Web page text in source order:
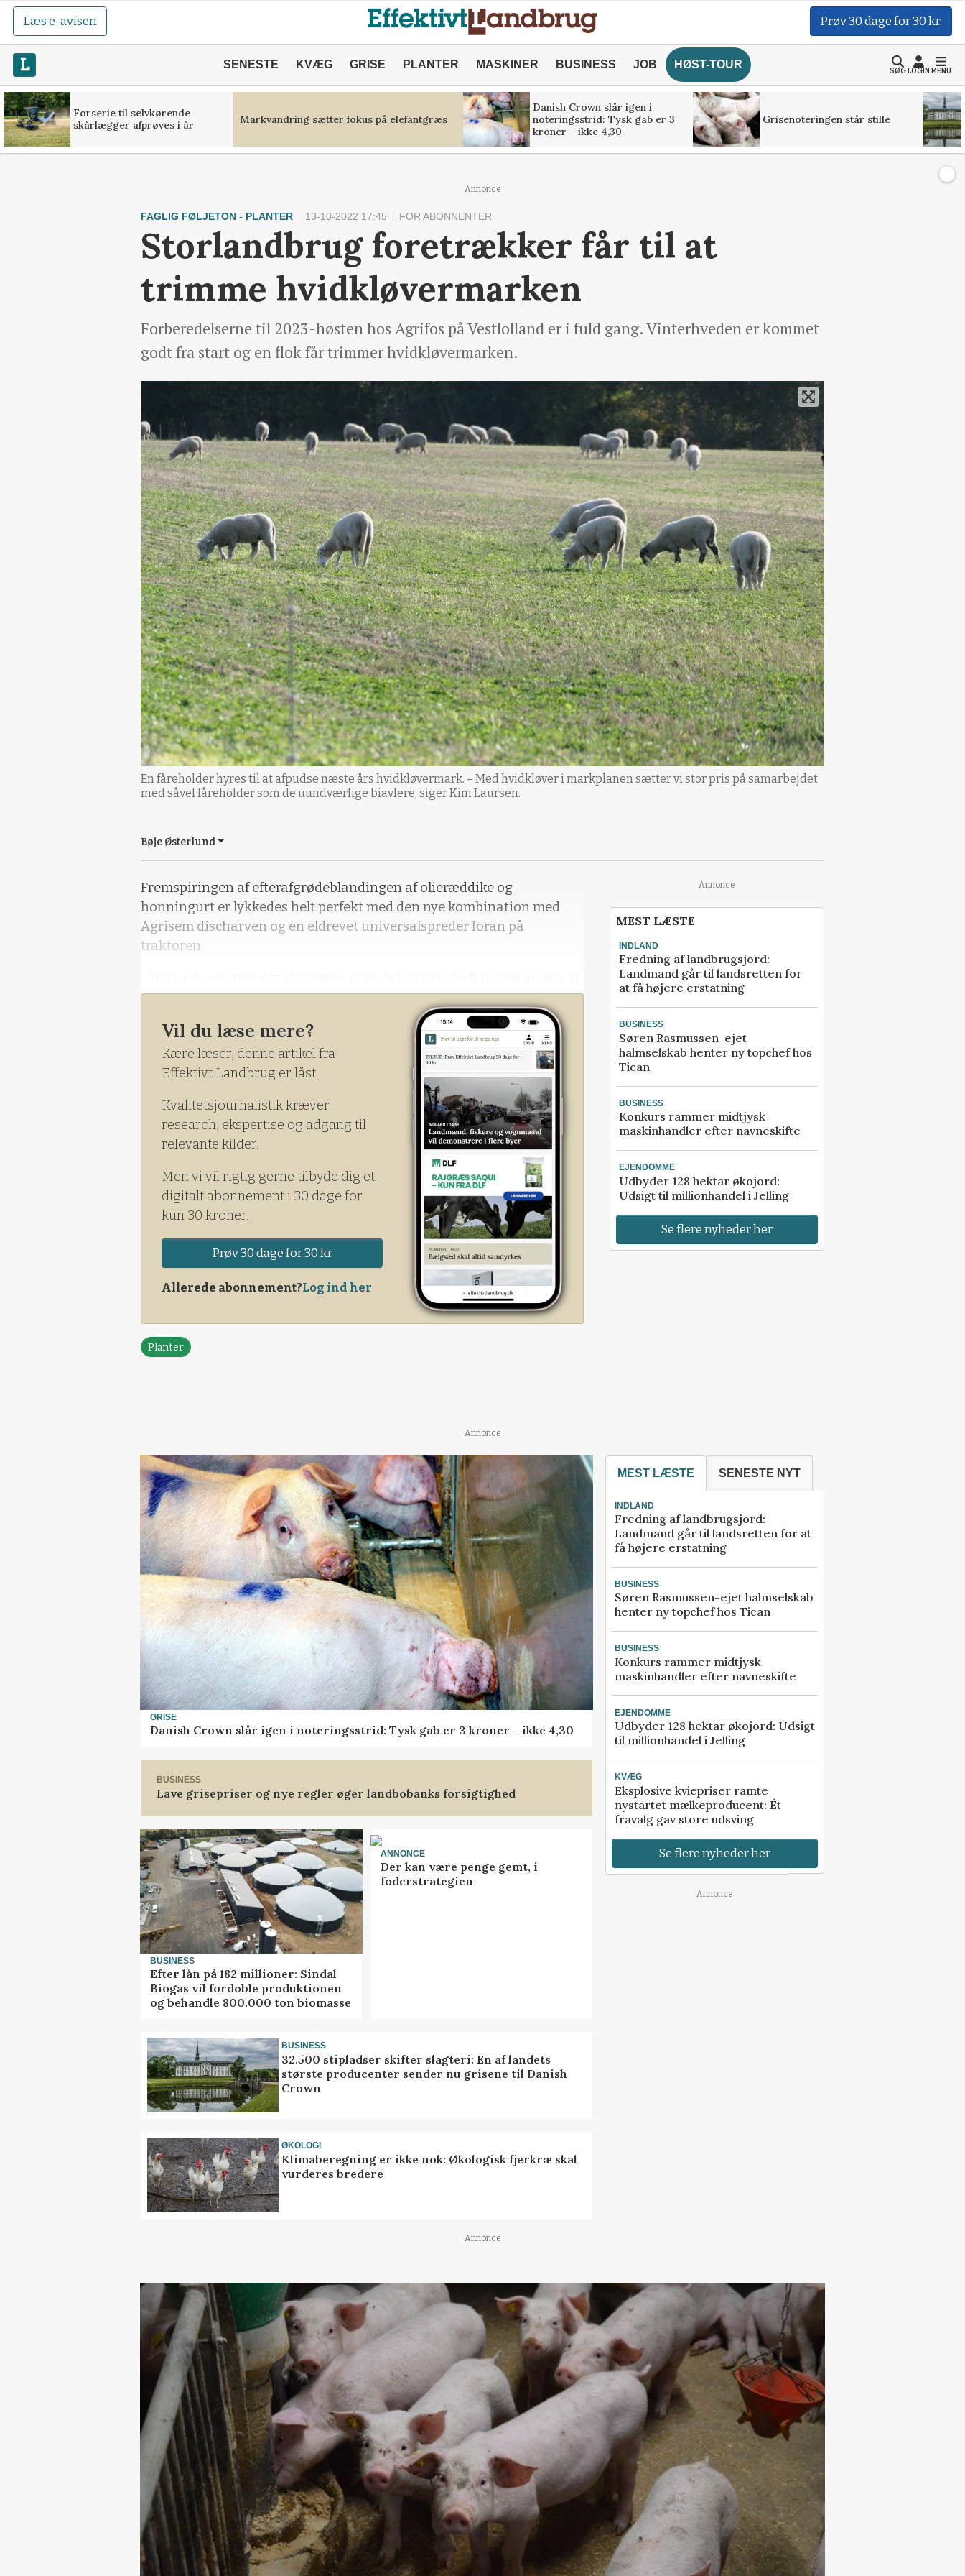
Læs e-avisen Prøv 30 dage for 30 kr.
SENESTE KVÆG GRISE PLANTER MASKINER BUSINESS JOB HØST-TOUR
SØGLOGINMENU
Forserie til selvkørende
skårlægger afprøves i år
Markvandring sætter fokus på elefantgræs
Danish Crown slår igen i
noteringsstrid: Tysk gab er 3
kroner – ikke 4,30
Grisenoteringen står stille
Annonce
FAGLIG FØLJETON - PLANTER 13-10-2022 17:45 FOR ABONNENTER
Storlandbrug foretrækker får til at
trimme hvidkløvermarken
Forberedelserne til 2023-høsten hos Agrifos på Vestlolland er i fuld gang. Vinterhveden er kommet
godt fra start og en flok får trimmer hvidkløvermarken.
En fåreholder hyres til at afpudse næste års hvidkløvermark. – Med hvidkløver i markplanen sætter vi stor pris på samarbejdet
med såvel fåreholder som de uundværlige biavlere, siger Kim Laursen.
Bøje Østerlund
Fremspiringen af efterafgrødeblandingen af olieræddike og
honningurt er lykkedes helt perfekt med den nye kombination med
Agrisem discharven og en eldrevet universalspreder foran på
traktoren.
konstaterer driftschef Kim Laursen hos Agrifos og betragter de små
planter. Til gengæld har det nye grej til efterafgrødesåning stået sin
prøve.
Vil du læse mere?
Kære læser, denne artikel fra
Effektivt Landbrug er låst.
Kvalitetsjournalistik kræver
research, ekspertise og adgang til
relevante kilder.
Men vi vil rigtig gerne tilbyde dig et
digitalt abonnement i 30 dage for
kun 30 kroner.
Prøv 30 dage for 30 kr
Allerede abonnement?Log ind her
Planter
Annonce
MEST LÆSTE
INDLAND
Fredning af landbrugsjord:
Landmand går til landsretten for
at få højere erstatning
BUSINESS
Søren Rasmussen-ejet
halmselskab henter ny topchef hos
Tican
BUSINESS
Konkurs rammer midtjysk
maskinhandler efter navneskifte
EJENDOMME
Udbyder 128 hektar økojord:
Udsigt til millionhandel i Jelling
Se flere nyheder her
Annonce
GRISE
Danish Crown slår igen i noteringsstrid: Tysk gab er 3 kroner – ikke 4,30
BUSINESS
Lave grisepriser og nye regler øger landbobanks forsigtighed
BUSINESS
Efter lån på 182 millioner: Sindal
Biogas vil fordoble produktionen
og behandle 800.000 ton biomasse
ANNONCE
Der kan være penge gemt, i
foderstrategien
BUSINESS
32.500 stipladser skifter slagteri: En af landets
største producenter sender nu grisene til Danish
Crown
ØKOLOGI
Klimaberegning er ikke nok: Økologisk fjerkræ skal
vurderes bredere
MEST LÆSTE SENESTE NYT
INDLAND
Fredning af landbrugsjord:
Landmand går til landsretten for at
få højere erstatning
BUSINESS
Søren Rasmussen-ejet halmselskab
henter ny topchef hos Tican
BUSINESS
Konkurs rammer midtjysk
maskinhandler efter navneskifte
EJENDOMME
Udbyder 128 hektar økojord: Udsigt
til millionhandel i Jelling
KVÆG
Eksplosive kviepriser ramte
nystartet mælkeproducent: Ét
fravalg gav store udsving
Se flere nyheder her
Annonce
Annonce